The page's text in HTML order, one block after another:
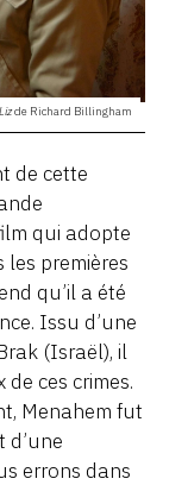
de Richard Billingham
de cette
qui adopte
premières
qu’il a été
Issu d’une
(Israël), il
ces crimes.
Menahem fut
d’une
errons dans